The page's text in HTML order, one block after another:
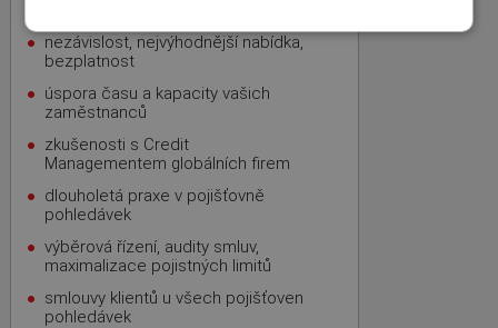
nezávislost, nejvýhodnější nabídka,
bezplatnost
úspora času a kapacity vašich
zaměstnanců
zkušenosti s Credit
Managementem globálních firem
dlouholetá praxe v pojišťovně
pohledávek
výběrová řízení, audity smluv,
maximalizace pojistných limitů
smlouvy klientů u všech pojišťoven
pohledávek